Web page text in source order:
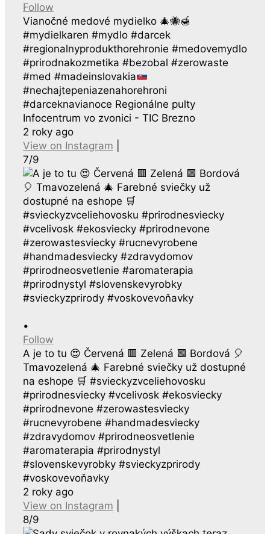
Follow
Vianočné medové mydielko 🎄🐝🍯
#mydielkaren #mydlo #darcek
#regionalnyprodukthorehronie #medovemydlo
#prirodnakozmetika #bezobal #zerowaste
#med #madeinslovakia
#nechajtepeniazenahorehroni
#darceknavianoce Regionálne pulty
Infocentrum vo zvonici - TIC Brezno
2 roky ago
View on Instagram
7/9
•
Follow
A je to tu 😍 Červená 🟥 Zelená 🟩 Bordová 🎈
Tmavozelená 🎄 Farebné sviečky už dostupné
na eshope 🛒 #svieckyzvceliehovosku
#prirodnesviecky #vcelivosk #ekosviecky
#prirodnevone #zerowastesviecky
#rucnevyrobene #handmadesviecky
#zdravydomov #prirodneosvetlenie
#aromaterapia #prirodnystyl
#slovenskevyrobky #svieckyzprirody
#voskovevoňavky
2 roky ago
View on Instagram
8/9